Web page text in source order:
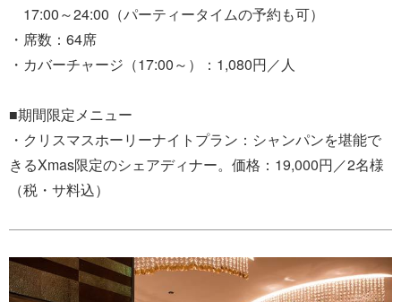
17:00～24:00（パーティータイムの予約も可）
・席数：64席
・カバーチャージ（17:00～）：1,080円／人
■期間限定メニュー
・クリスマスホーリーナイトプラン：シャンパンを堪能で
きるXmas限定のシェアディナー。価格：19,000円／2名様
（税・サ料込）